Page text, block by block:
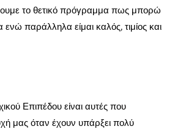
το θετικό πρόγραμμα πως μπορώ
παράλληλα είμαι καλός, τιμίος και
Επιπέδου είναι αυτές που
μας όταν έχουν υπάρξει πολύ